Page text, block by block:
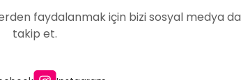
Gönder
faydalanmak için bizi sosyal medya da
takip et.